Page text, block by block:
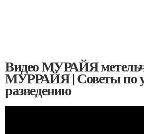
Видео МУРАЙЯ
МУРРАЙЯ | Советы по
разведению